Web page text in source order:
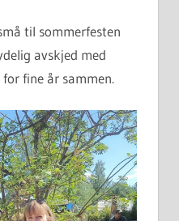
til sommerfesten
avskjed med
fine år sammen.